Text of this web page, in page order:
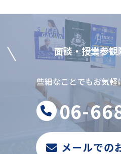
⾯談‧授業参観
些細なことでもお気軽
06-
メールでの